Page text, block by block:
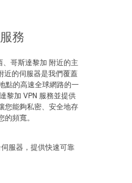
務
、哥斯達黎加 附近的主
近的伺服器是我們覆蓋
點的高速全球網路的一
黎加 VPN 服務並提供
您能夠私密、安全地存
頻寬。
服器，提供快速可靠